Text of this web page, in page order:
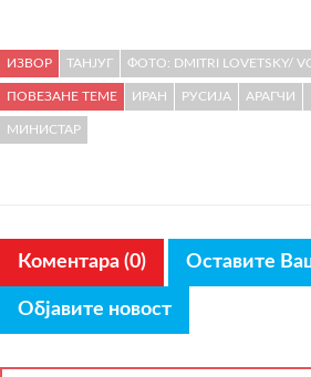
ИЗВОР ТАНЈУГ ФОТО: DMITRI LOVETSKY/
ПОВЕЗАНЕ ТЕМЕ ИРАН РУСИЈА АРАГЧИ
МИНИСТАР
Коментара (0) Оставите
Објавите новост